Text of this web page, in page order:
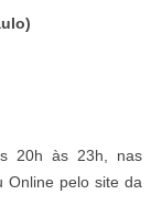
20h às 23h, nas
Online pelo site da